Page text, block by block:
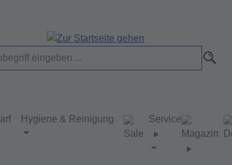
0,00 €.
Hygiene & Reinigung
Sale
Service
Magazin